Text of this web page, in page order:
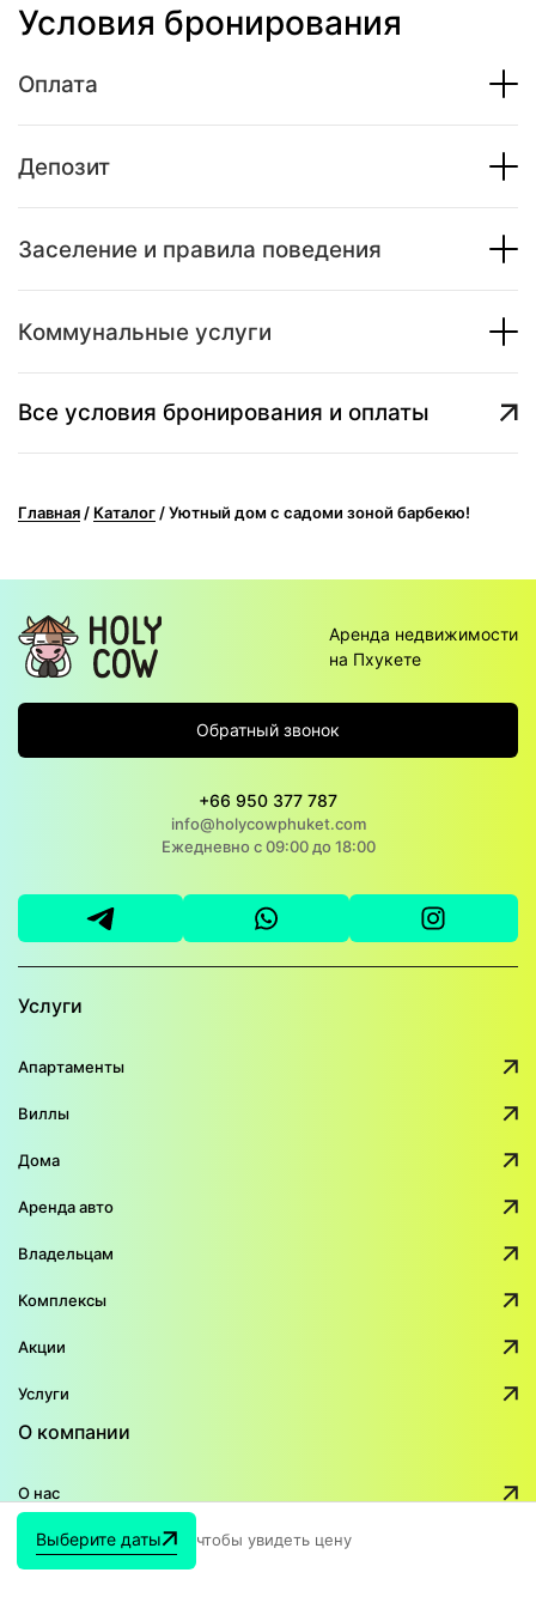
Выберите даты чтобы увидеть цену
Условия бронирования
Оплата
Депозит
Заселение и правила поведения
Коммунальные услуги
Все условия бронирования и оплаты
Главная / Каталог /Уютный дом с садоми зоной барбекю!
Аренда недвижимости
на Пхукете
Обратный звонок
+66 950 377 787
info@holycowphuket.com
Ежедневно с 09:00 до 18:00
Услуги
Апартаменты
Виллы
Дома
Аренда авто
Владельцам
Комплексы
Акции
Услуги
О компании
О нас
Блог о жизни на Пхукете